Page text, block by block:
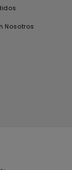
Nosotros